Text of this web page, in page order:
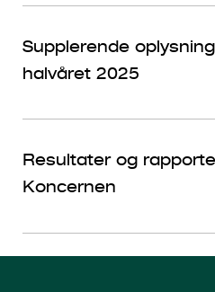
Supplerende
halvåret 2025
Resultater og
Koncernen